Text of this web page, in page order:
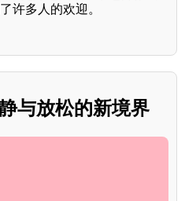
许多人的欢迎。
与放松的新境界